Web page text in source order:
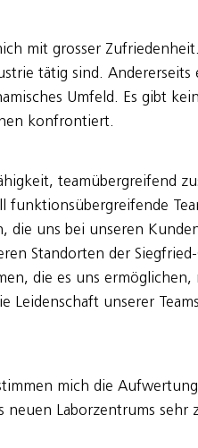
mit grosser
tätig sind.
Umfeld. Es gibt
konfrontiert.
teamübergreifend
funktionsübergreifende
die uns bei unseren
Standorten der
die es uns
Leidenschaft unserer
mich die
neuen Laborzentrums sehr